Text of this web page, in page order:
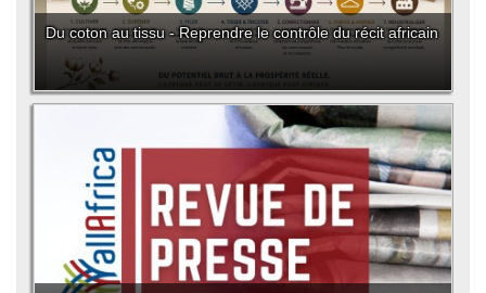
Du coton au tissu - Reprendre le contrôle du récit africain